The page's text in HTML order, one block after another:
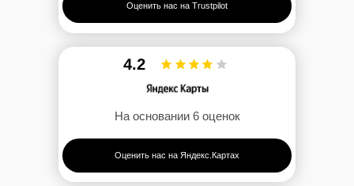
4.2
На основании 6 оценок
Оценить нас на Trustpilot
Оценить нас на Яндекс.Картах